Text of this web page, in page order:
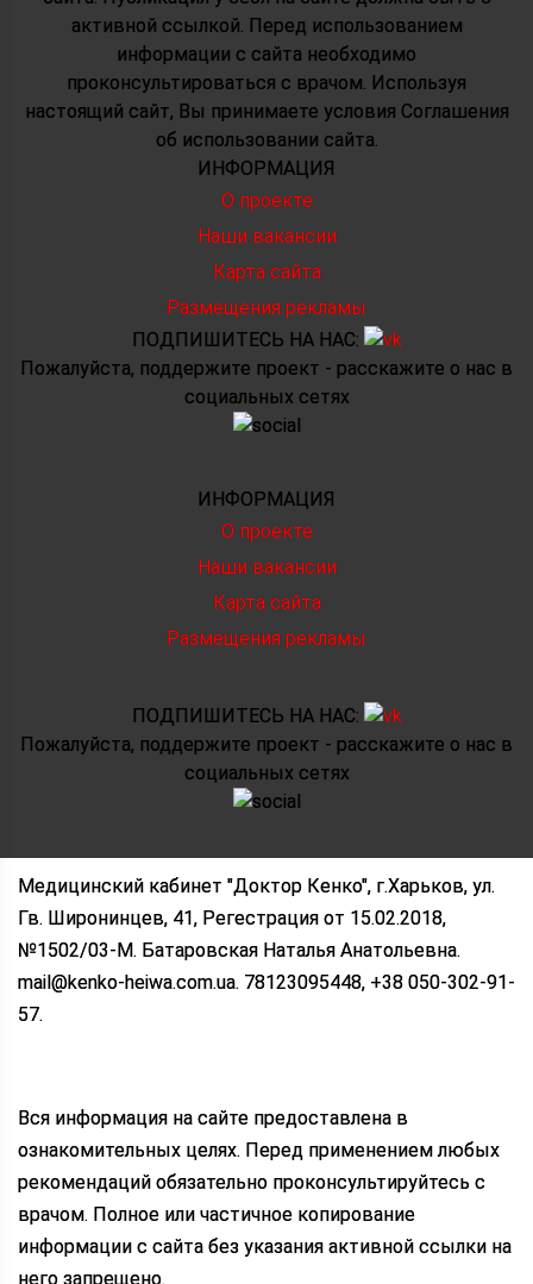
активной ссылкой. Перед использованием
информации с сайта необходимо
проконсультироваться с врачом. Используя
настоящий сайт, Вы принимаете условия Соглашения
об использовании сайта.
ИНФОРМАЦИЯ
О проекте
Наши вакансии
Карта сайта
Размещения рекламы
ПОДПИШИТЕСЬ НА НАС:
Пожалуйста, поддержите проект - расскажите о нас в
социальных сетях
ИНФОРМАЦИЯ
О проекте
Наши вакансии
Карта сайта
Размещения рекламы
ПОДПИШИТЕСЬ НА НАС:
Пожалуйста, поддержите проект - расскажите о нас в
социальных сетях
Медицинский кабинет "Доктор Кенко", г.Харьков, ул.
Гв. Широнинцев, 41, Регестрация от 15.02.2018,
№1502/03-M. Батаровская Наталья Анатольевна.
mail@kenko-heiwa.com.ua. 78123095448, +38 050-302-91-
57.
Вся информация на сайте предоставлена в
ознакомительных целях. Перед применением любых
рекомендаций обязательно проконсультируйтесь с
врачом. Полное или частичное копирование
информации с сайта без указания активной ссылки на
него запрещено.